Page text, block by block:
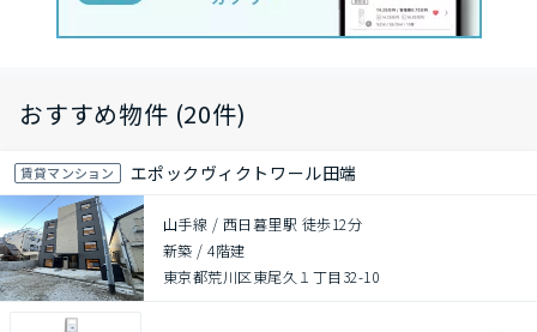
おすすめ物件 (20件)
賃貸マンション エポックヴィクトワール田端
山手線 / 西日暮里駅 徒歩12分
新築 /4階建
東京都荒川区東尾久１丁目32-10